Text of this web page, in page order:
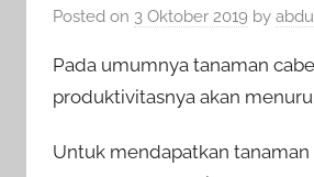
Posted on 3 Oktober 2019 by
Pada umumnya tanaman
produktivitasnya akan
Untuk mendapatkan